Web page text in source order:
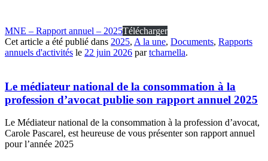
MNE – Rapport annuel – 2025Télécharger
Cet article a été publié dans 2025, A la une, Documents, Rapports
annuels d'activités le 22 juin 2026 partcharnella.
Le médiateur national de la consommation à la
profession d’avocat publie son rapport annuel 2025
Le Médiateur national de la consommation à la profession d’avocat,
Carole Pascarel, est heureuse de vous présenter son rapport annuel
pour l’année 2025